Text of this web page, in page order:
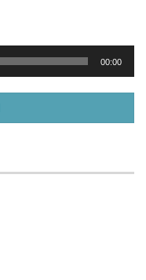
00:00